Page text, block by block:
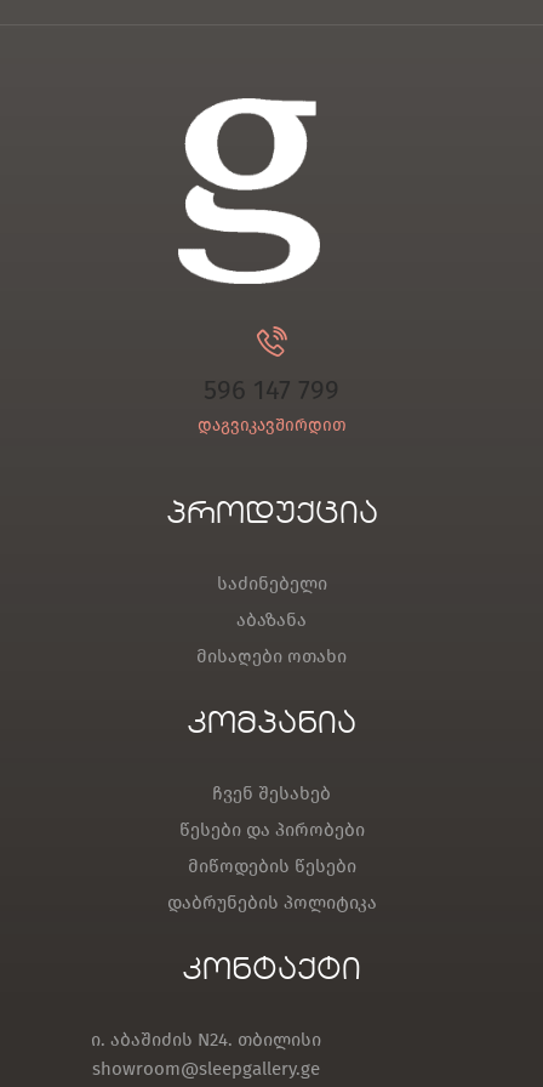
596 147 799
დაგვიკავშირდით
პროდუქცია
საძინებელი
აბაზანა
მისაღები ოთახი
კომპანია
ჩვენ შესახებ
წესები და პირობები
მიწოდების წესები
დაბრუნების პოლიტიკა
კონტაქტი
ი. აბაშიძის N24. თბილისი
showroom@sleepgallery.ge